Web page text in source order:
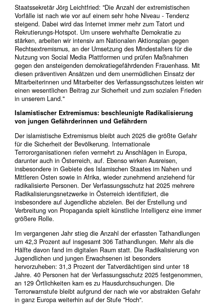
Staatssekretär Jörg Leichtfried: "Die Anzahl der extremistischen
Vorfälle ist nach wie vor auf einem sehr hohe Niveau - Tendenz
steigend. Dabei wird das Internet immer mehr zum Tatort und
Rekrutierungs-Hotspot. Um unsere wehrhafte Demokratie zu
stärken, arbeiten wir intensiv am Nationalen Aktionsplan gegen
Rechtsextremismus, an der Umsetzung des Mindestalters für die
Nutzung von Social Media Plattformen und prüfen Maßnahmen
gegen den ansteigenden demokratiegefährdenden Frauenhass. Mit
diesen präventiven Ansätzen und dem unermüdlichen Einsatz der
Mitarbeiterinnen und Mitarbeiter des Verfassungsschutzes leisten wir
einen wesentlichen Beitrag zur Sicherheit und zum sozialen Frieden
in unserem Land."
Islamistischer Extremismus: beschleunigte Radikalisierung
von jungen Gefährderinnen und Gefährdern
Der islamistische Extremismus bleibt auch 2025 die größte Gefahr
für die Sicherheit der Bevölkerung. Internationale
Terrororganisationen riefen vermehrt zu Anschlägen in Europa,
darunter auch in Österreich, auf. Ebenso wirken Ausreisen,
insbesondere in Gebiete des Islamischen Staates im Nahen und
Mittleren Osten sowie in Afrika, wieder zunehmend anziehend für
radikalisierte Personen. Der Verfassungsschutz hat 2025 mehrere
Radikalisierungsnetzwerke in Österreich identifiziert, die
insbesondere auf Jugendliche abzielen. Bei der Erstellung und
Verbreitung von Propaganda spielt künstliche Intelligenz eine immer
größere Rolle.
Im vergangenen Jahr stieg die Anzahl der erfassten Tathandlungen
um 42,3 Prozent auf insgesamt 306 Tathandlungen. Mehr als die
Hälfte davon fand im digitalen Raum statt. Die Radikalisierung von
Jugendlichen und jungen Erwachsenen ist besonders
hervorzuheben: 31,3 Prozent der Tatverdächtigen sind unter 18
Jahre. 40 Personen hat der Verfassungsschutz 2025 festgenommen,
an 129 Örtlichkeiten kam es zu Hausdurchsuchungen. Die
Terrorwarnstufe bleibt aufgrund der nach wie vor abstrakten Gefahr
in ganz Europa weiterhin auf der Stufe "Hoch".